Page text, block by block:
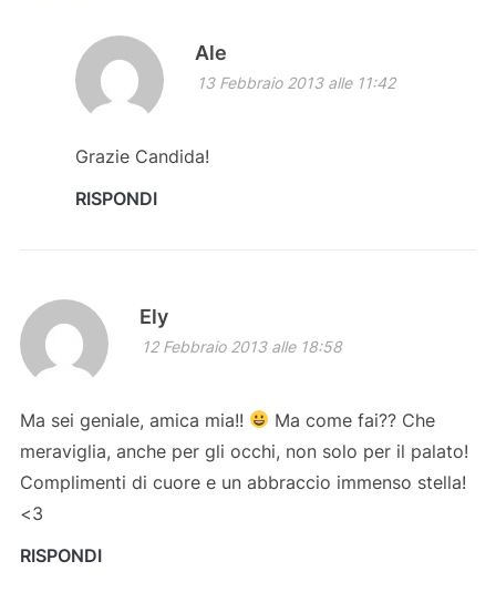
Ale
13 Febbraio 2013 alle 11:42
Grazie Candida!
RISPONDI
Ely
12 Febbraio 2013 alle 18:58
Ma sei geniale, amica mia!!
Ma come fai?? Che
meraviglia, anche per gli occhi, non solo per il palato!
Complimenti di cuore e un abbraccio immenso stella!
<3
RISPONDI